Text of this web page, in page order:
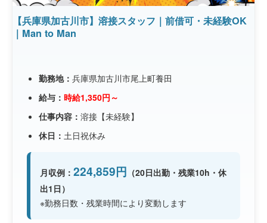
【兵庫県加古川市】溶接スタッフ｜前借可・未経験OK
｜Man to Man
勤務地： 兵庫県加古川市尾上町養田
給与： 時給1,350円～
仕事内容： 溶接【未経験】
休日： 土日祝休み
月収例： 224,859円 （20日出勤・残業10h・休
出1日）
※勤務日数・残業時間により変動します